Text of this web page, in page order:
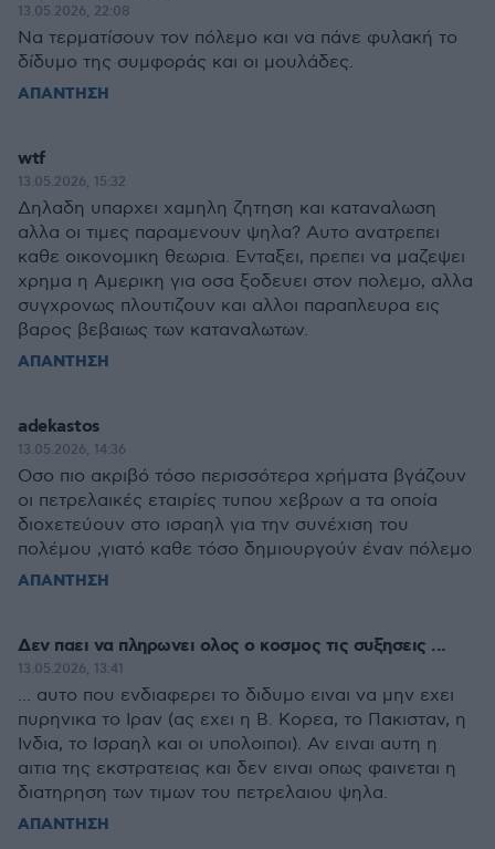
13.05.2026, 22:08
Να τερματίσουν τον πόλεμο και να πάνε φυλακή το
δίδυμο της συμφοράς και οι μουλάδες.
ΑΠΑΝΤΗΣΗ
wtf
13.05.2026, 15:32
Δηλαδη υπαρχει χαμηλη ζητηση και καταναλωση
αλλα οι τιμες παραμενουν ψηλα? Αυτο ανατρεπει
καθε οικονομικη θεωρια. Ενταξει, πρεπει να μαζεψει
χρημα η Αμερικη για οσα ξοδευει στον πολεμο, αλλα
συγχρονως πλουτιζουν και αλλοι παραπλευρα εις
βαρος βεβαιως των καταναλωτων.
ΑΠΑΝΤΗΣΗ
adekastos
13.05.2026, 14:36
Οσο πιο ακριβό τόσο περισσότερα χρήματα βγάζουν
οι πετρελαικές εταιρίες τυπου χεβρων α τα οποία
διοχετεύουν στο ισραηλ για την συνέχιση του
πολέμου ,γιατό καθε τόσο δημιουργούν έναν πόλεμο
ΑΠΑΝΤΗΣΗ
Δεν παει να πληρωνει ολος ο κοσμος τις συξησεις ...
13.05.2026, 13:41
... αυτο που ενδιαφερει το διδυμο ειναι να μην εχει
πυρηνικα το Ιραν (ας εχει η Β. Κορεα, το Πακισταν, η
Ινδια, το Ισραηλ και οι υπολοιποι). Αν ειναι αυτη η
αιτια της εκστρατειας και δεν ειναι οπως φαινεται η
διατηρηση των τιμων του πετρελαιου ψηλα.
ΑΠΑΝΤΗΣΗ